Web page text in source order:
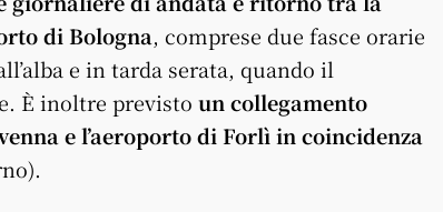
di Bologna, comprese due fasce orarie
e in tarda serata, quando il
È inoltre previsto un collegamento
e l’aeroporto di Forlì in coincidenza